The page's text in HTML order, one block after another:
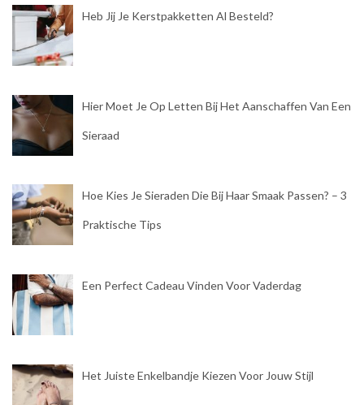
Heb Jij Je Kerstpakketten Al Besteld?
Hier Moet Je Op Letten Bij Het Aanschaffen Van Een
Sieraad
Hoe Kies Je Sieraden Die Bij Haar Smaak Passen? – 3
Praktische Tips
Een Perfect Cadeau Vinden Voor Vaderdag
Het Juiste Enkelbandje Kiezen Voor Jouw Stijl